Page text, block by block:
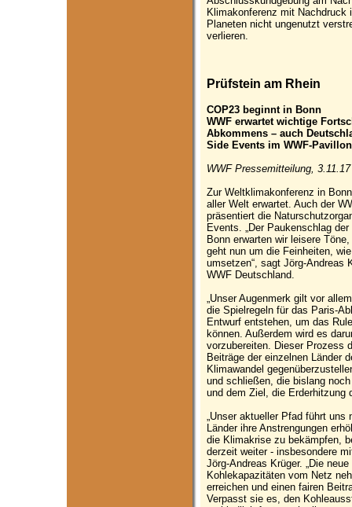
Klimakonferenz mit
Planeten nicht ungenutzt
verlieren.
Prüfstein am Rhein
COP23 beginnt in Bonn
WWF erwartet wichtige
Abkommens – auch
Side Events im WWF-Pavillon
WWF Pressemitteilung, 3.11.17
Zur Weltklimakonferenz in
aller Welt erwartet. Auch der
präsentiert die
Events. „Der Paukenschlag
Bonn erwarten wir leisere
geht nun um die Feinheiten,
umsetzen“, sagt Jörg-Andreas
WWF Deutschland.
„Unser Augenmerk gilt vor
die Spielregeln für das Paris-
Entwurf entstehen, um das
können. Außerdem wird es
vorzubereiten. Dieser Prozess
Beiträge der einzelnen Länder
Klimawandel
und schließen, die bislang
und dem Ziel, die Erderhitzung
„Unser aktueller Pfad führt
Länder ihre Anstrengungen
die Klimakrise zu bekämpfen,
derzeit weiter - insbesondere
Jörg-Andreas Krüger. „Die
Kohlekapazitäten vom Netz
erreichen und einen fairen
Verpasst sie es, den